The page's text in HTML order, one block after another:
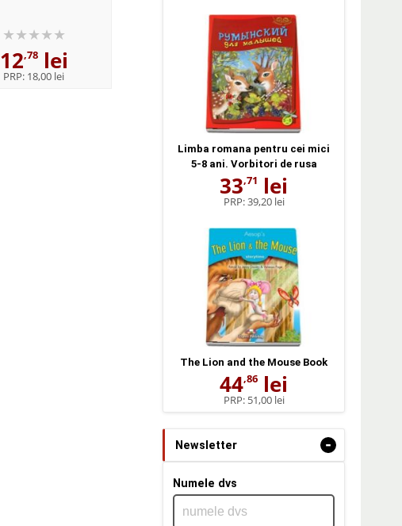
12,78lei
PRP: 18,00 lei
lei
13,50 lei
Limba romana pentru cei mici
5-8 ani. Vorbitori de rusa
33,71 lei
PRP:39,20 lei
The Lion and the Mouse Book
44,86 lei
PRP: 51,00 lei
Newsletter -
Numele dvs